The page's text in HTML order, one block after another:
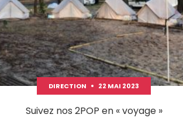
DIRECTION 22 MAI 2023
Suivez nos 2POP en « voyage »